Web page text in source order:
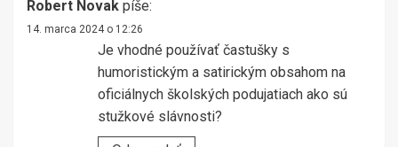
Robert Novak píše:
14. marca 2024 o 12:26
Je vhodné používať častušky s
humoristickým a satirickým obsahom na
oficiálnych školských podujatiach ako sú
stužkové slávnosti?